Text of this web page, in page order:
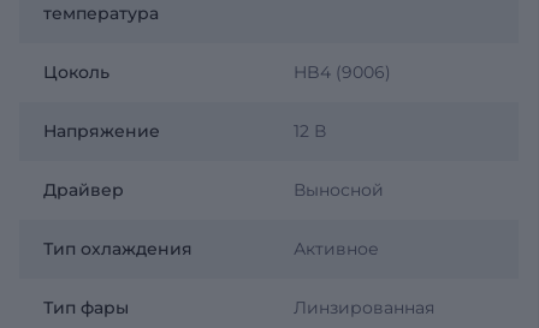
температура
Цоколь HB4 (9006)
Напряжение 12 В
Драйвер Выносной
Тип охлаждения Активное
Тип фары Линзированная